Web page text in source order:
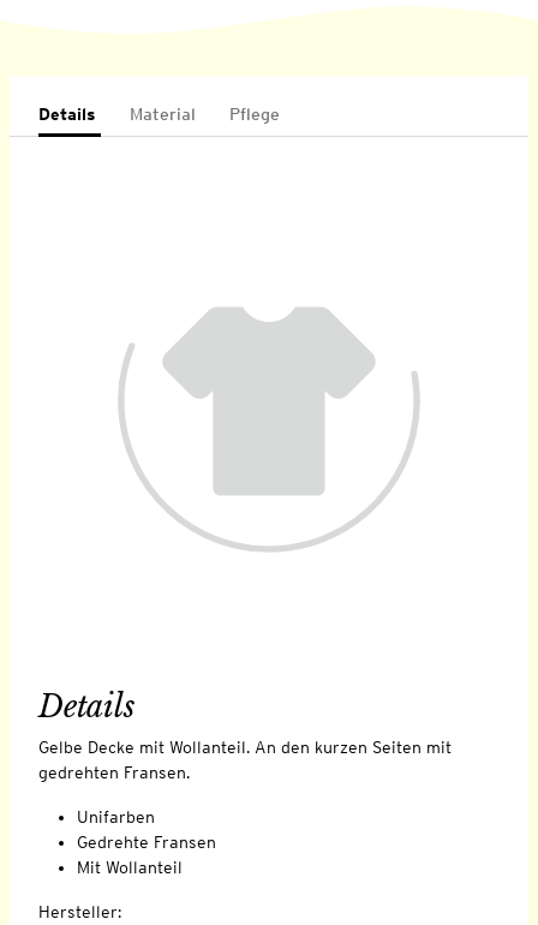
Details Material Pflege
Details
Gelbe Decke mit Wollanteil. An den kurzen Seiten mit
gedrehten Fransen.
Unifarben
Gedrehte Fransen
Mit Wollanteil
Hersteller: